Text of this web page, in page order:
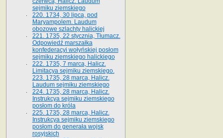
sejmiku ziemskiego
220. 1734, 30 lipca, pod
Maryampolem. Laudum
obozowe szlachty halickiej
221. 1735, 22 stycznia, Tłumacz.
Odpowiedź marszałka
konfederacyi wołyńskiej posłom
sejmiku ziemskiego halickiego
222. 1735, 7 marca, Halicz.
Limitacya sejmiku ziemskiego.
223. 1735, 28 marca, Halicz.
Laudum sejmiku ziemskiego
224. 1735, 28 marca, Halicz.
Instrukcya sejmiku ziemskiego
posłom do króla
225. 1735, 28 marca, Halicz.
Instrukcya sejmiku ziemskiego
posłom do generała wojsk
rosyjskich